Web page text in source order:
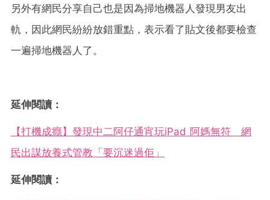
另外有網民分享自己也是因為掃地機器人發現男友出
軌，因此網民紛紛放錯重點，表示看了貼文後都要檢查
一遍掃地機器人了。
延伸閱讀：
【打機成癮】發現中二阿仔通宵玩iPad 阿媽無符 網
民出謀放養式管教「要沉迷過佢」
延伸閱讀：